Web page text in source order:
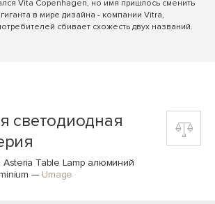
Vita Copenhagen, но имя пришлось сменить
в мире дизайна - компании Vitra,
сбивает схожесть двух названий.
светодиодная
Table Lamp алюминий
— Umage